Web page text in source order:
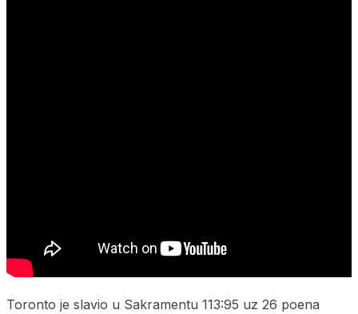
Toronto je slavio u Sakramentu 113:95 uz 26 poena